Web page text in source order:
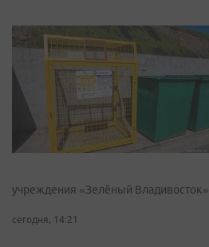
учреждения «Зелёный Владивосток»
сегодня, 14:21